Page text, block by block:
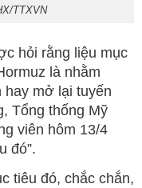
TTXVN
hỏi rằng liệu mục
là nhằm
hay mở lại tuyến
Tổng thống Mỹ
viên hôm 13/4
đó”.
tiêu đó, chắc chắn,